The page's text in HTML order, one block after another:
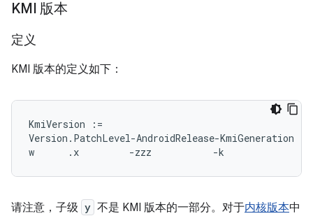
KMI 版本
定义
KMI 版本的定义如下：
KmiVersion :=
Version.PatchLevel-AndroidRelease-KmiGeneration
请注意，子级 y 不是 KMI 版本的一部分。对于内核版本中